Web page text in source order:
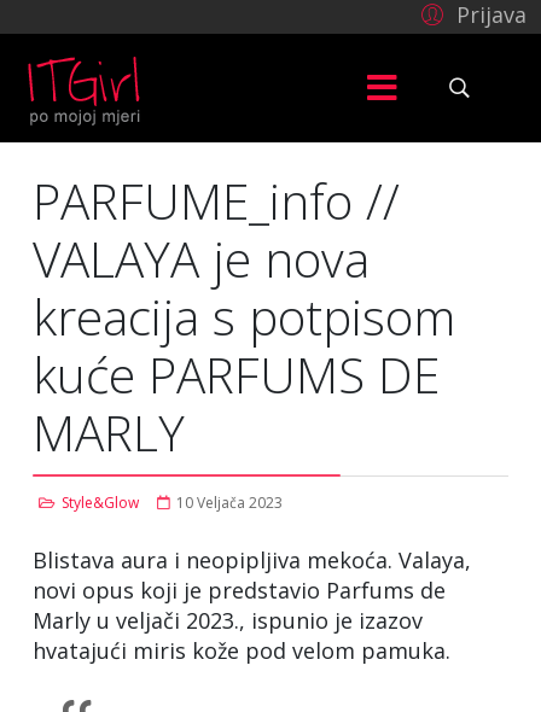
Prijava
PARFUME_info //
VALAYA je nova
kreacija s potpisom
kuće PARFUMS DE
MARLY
Style&Glow 10 Veljača 2023
Blistava aura i neopipljiva mekoća. Valaya,
novi opus koji je predstavio Parfums de
Marly u veljači 2023., ispunio je izazov
hvatajući miris kože pod velom pamuka.